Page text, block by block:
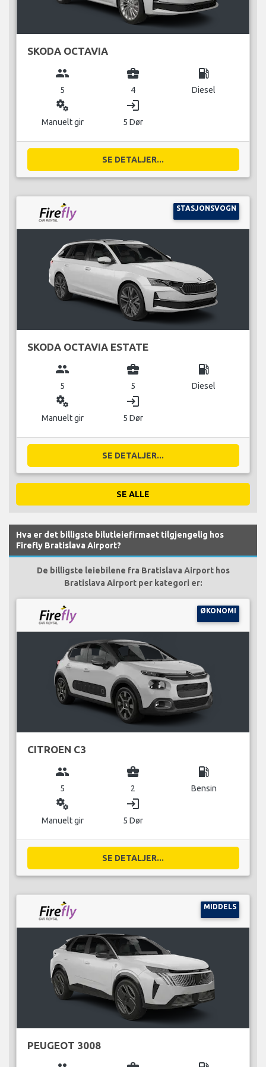
SKODA OCTAVIA
group
5
business_center
4
local_gas_station
Diesel
miscellaneous_services
Manuelt gir
login
5 Dør
SE DETALJER...
STASJONSVOGN
SKODA OCTAVIA ESTATE
group
5
business_center
5
local_gas_station
Diesel
miscellaneous_services
Manuelt gir
login
5 Dør
SE DETALJER...
SE ALLE
Hva er det billigste bilutleiefirmaet tilgjengelig hos
Firefly Bratislava Airport?
De billigste leiebilene fra Bratislava Airport hos
Bratislava Airport per kategori er:
ØKONOMI
CITROEN C3
group
5
business_center
2
local_gas_station
Bensin
miscellaneous_services
Manuelt gir
login
5 Dør
SE DETALJER...
MIDDELS
PEUGEOT 3008